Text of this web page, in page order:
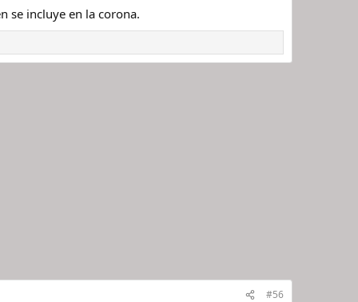
se incluye en la corona.
#56